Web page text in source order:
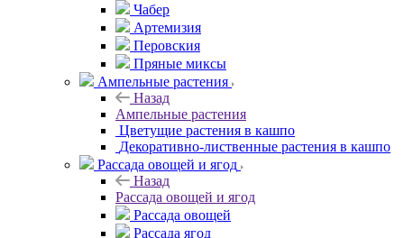
Чабер
Артемизия
Перовския
Пряные миксы
Ампельные растения
Назад
Ампельные растения
Цветущие растения в кашпо
Декоративно-лиственные растения в кашпо
Рассада овощей и ягод
Назад
Рассада овощей и ягод
Рассада овощей
Рассада ягод